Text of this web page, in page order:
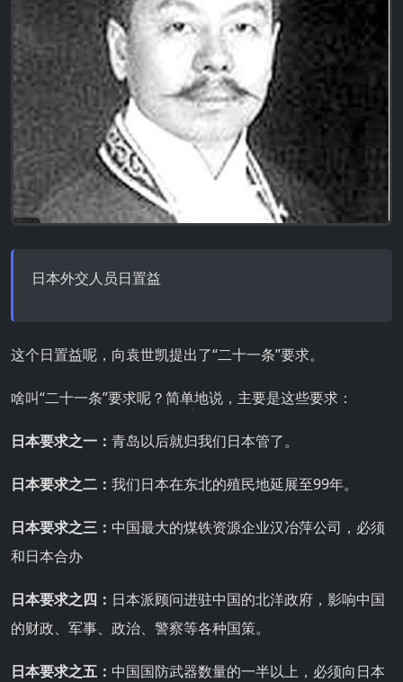
日本外交人员日置益
这个日置益呢，向袁世凯提出了“二十一条”要求。
啥叫“二十一条”要求呢？简单地说，主要是这些要求：
日本要求之一： 青岛以后就归我们日本管了。
日本要求之二： 我们日本在东北的殖民地延展至99年。
日本要求之三： 中国最大的煤铁资源企业汉冶萍公司，必须
和日本合办
日本要求之四： 日本派顾问进驻中国的北洋政府，影响中国
的财政、军事、政治、警察等各种国策。
日本要求之五： 中国国防武器数量的一半以上，必须向日本